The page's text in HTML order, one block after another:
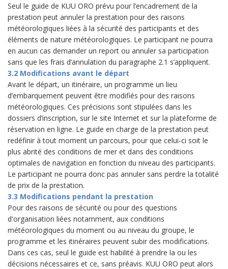
Seul le guide de KUU ORO prévu pour l’encadrement de la
prestation peut annuler la prestation pour des raisons
météorologiques liées à la sécurité des participants et des
éléments de nature météorologiques. Le participant ne pourra
en aucun cas demander un report ou annuler sa participation
sans que les frais d’annulation du paragraphe 2.1 s’appliquent.
3.2 Modifications avant le départ
Avant le départ, un itinéraire, un programme un lieu
d’embarquement peuvent être modifiés pour des raisons
météorologiques. Ces précisions sont stipulées dans les
dossiers d’inscription, sur le site Internet et sur la plateforme de
réservation en ligne. Le guide en charge de la prestation peut
redéfinir à tout moment un parcours, pour que celui-ci soit le
plus abrité des conditions de mer et dans des conditions
optimales de navigation en fonction du niveau des participants.
Le participant ne pourra donc pas annuler sans perdre la totalité
de prix de la prestation.
3.3 Modifications pendant la prestation
Pour des raisons de sécurité ou pour des questions
d'organisation liées notamment, aux conditions
météorologiques du moment ou au niveau du groupe, le
programme et les itinéraires peuvent subir des modifications.
Dans ces cas, seul le guide est habilité à prendre la ou les
décisions nécessaires et ce, sans préavis. KUU ORO peut alors